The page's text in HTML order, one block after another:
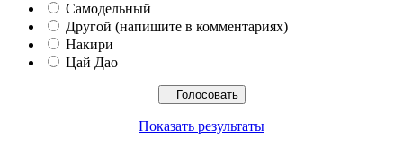
Самодельный
Другой (напишите в комментариях)
Накири
Цай Дао
Показать результаты